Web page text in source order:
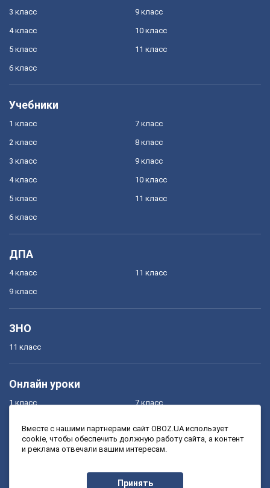
3 класс
4 класс
5 класс
6 класс
9 класс
10 класс
11 класс
Учебники
1 класс
2 класс
3 класс
4 класс
5 класс
6 класс
7 класс
8 класс
9 класс
10 класс
11 класс
ДПА
4 класс
9 класс
11 класс
ЗНО
11 класс
Онлайн уроки
1 класс
3 класс
7 класс
9 класс
Вместе с нашими партнерами сайт OBOZ.UA использует
cookie, чтобы обеспечить должную работу сайта, а контент
и реклама отвечали вашим интересам.
Принять